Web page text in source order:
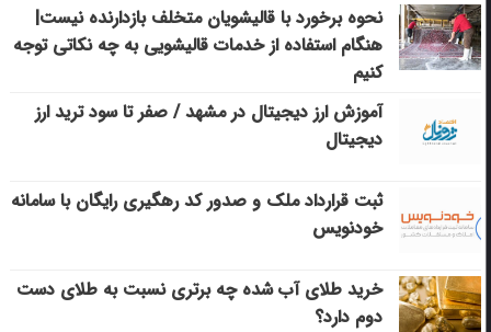
نحوه برخورد با قالیشویان متخلف بازدارنده نیست|
هنگام استفاده از خدمات قالیشویی به چه نکاتی توجه
کنیم
آموزش ارز دیجیتال در مشهد / صفر تا سود ترید ارز
دیجیتال
ثبت قرارداد ملک و صدور کد رهگیری رایگان با سامانه
خودنویس
خرید طلای آب شده چه برتری نسبت به طلای دست
دوم دارد؟